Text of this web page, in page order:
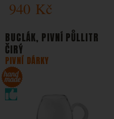
940 Kč
BUCLÁK, PIVNÍ PŮLLITR
ČIRÝ
PIVNÍ DÁRKY